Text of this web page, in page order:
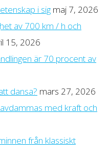
i sig maj 7, 2026
av 700 km / h och
15, 2026
är 70 procent av
dansa? mars 27, 2026
med kraft och
från klassiskt